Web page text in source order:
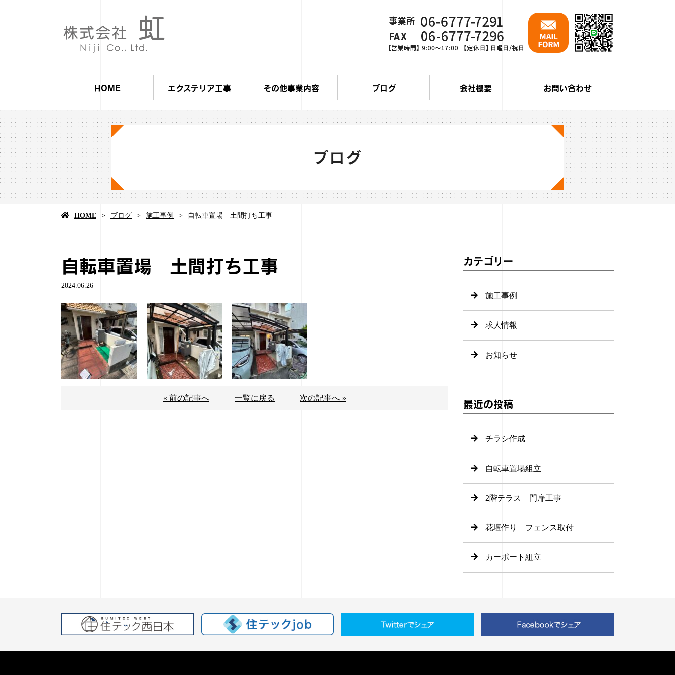
HOME エクステリア工事 その他事業内容 ブログ 会社概要 お問い合わせ
ブログ
HOME ブログ 施工事例 自転車置場 土間打ち工事
自転車置場 土間打ち工事
2024.06.26
« 前の記事へ 一覧に戻る 次の記事へ »
カテゴリー
施工事例
求人情報
お知らせ
最近の投稿
チラシ作成
自転車置場組立
2階テラス 門扉工事
花壇作り フェンス取付
カーポート組立